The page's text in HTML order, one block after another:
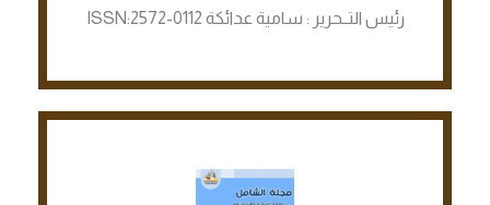
رئيس التــحرير : سامية عدائكة ISSN:2572-0112